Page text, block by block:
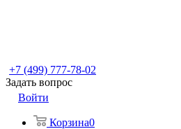
+7 (499) 777-78-02
Задать вопрос
Войти
Корзина0